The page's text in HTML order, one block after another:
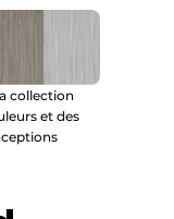
collection
et des